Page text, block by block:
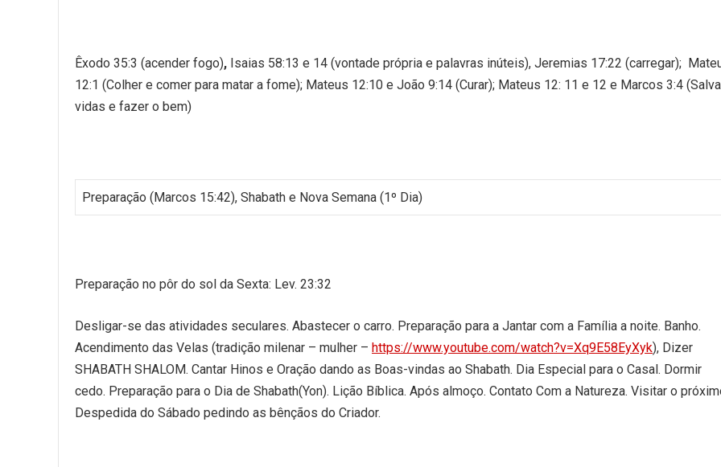
Êxodo 35:3 (acender fogo), Isaias 58:13 e 14 (vontade própria e palavras inúteis), Jeremias 17:22 (carregar);
12:1 (Colher e comer para matar a fome); Mateus 12:10 e João 9:14 (Curar); Mateus 12: 11 e 12 e Marcos 3:4
vidas e fazer o bem)
Preparação (Marcos 15:42), Shabath e Nova Semana (1º Dia)
Preparação no pôr do sol da Sexta: Lev. 23:32
Desligar-se das atividades seculares. Abastecer o carro. Preparação para a Jantar com a Família a noite. Banho.
Acendimento das Velas (tradição milenar – mulher – https://www.youtube.com/watch?v=Xq9E58EyXyk), Dizer
SHABATH SHALOM. Cantar Hinos e Oração dando as Boas-vindas ao Shabath. Dia Especial para o Casal. Dormir
cedo. Preparação para o Dia de Shabath(Yon). Lição Bíblica. Após almoço. Contato Com a Natureza. Visitar o
Despedida do Sábado pedindo as bênçãos do Criador.